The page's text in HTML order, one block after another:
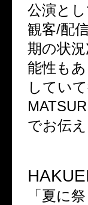
公演と
観客/配
期の状
能性も
してい
でお伝え
「夏に